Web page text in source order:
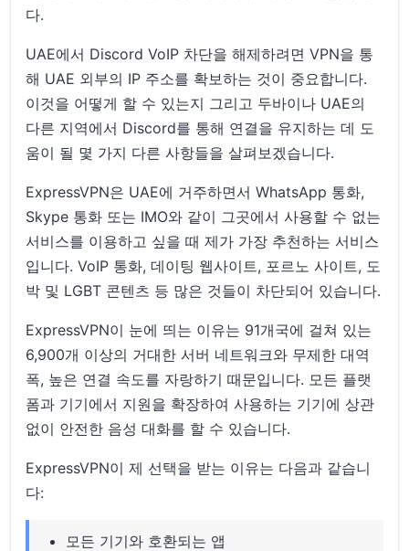
다.
UAE에서 Discord VoIP 차단을 해제하려면 VPN을 통
해 UAE 외부의 IP 주소를 확보하는 것이 중요합니다.
이것을 어떻게 할 수 있는지 그리고 두바이나 UAE의
다른 지역에서 Discord를 통해 연결을 유지하는 데 도
움이 될 몇 가지 다른 사항들을 살펴보겠습니다.
ExpressVPN은 UAE에 거주하면서 WhatsApp 통화,
Skype 통화 또는 IMO와 같이 그곳에서 사용할 수 없는
서비스를 이용하고 싶을 때 제가 가장 추천하는 서비스
입니다. VoIP 통화, 데이팅 웹사이트, 포르노 사이트, 도
박 및 LGBT 콘텐츠 등 많은 것들이 차단되어 있습니다.
ExpressVPN이 눈에 띄는 이유는 91개국에 걸쳐 있는
6,900개 이상의 거대한 서버 네트워크와 무제한 대역
폭, 높은 연결 속도를 자랑하기 때문입니다. 모든 플랫
폼과 기기에서 지원을 확장하여 사용하는 기기에 상관
없이 안전한 음성 대화를 할 수 있습니다.
ExpressVPN이 제 선택을 받는 이유는 다음과 같습니
다:
모든 기기와 호환되는 앱